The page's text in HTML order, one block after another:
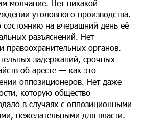
молчание. Нет никакой
уголовного производства.
на вчерашний день её
разъяснений. Нет
правоохранительных органов.
задержаний, срочных
об аресте — как это
оппозиционеров. Нет даже
которую общество
в случаях с оппозиционными
нежелательными для власти.